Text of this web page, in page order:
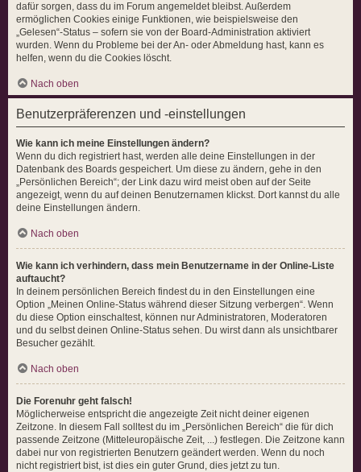
dafür sorgen, dass du im Forum angemeldet bleibst. Außerdem
ermöglichen Cookies einige Funktionen, wie beispielsweise den
„Gelesen“-Status – sofern sie von der Board-Administration aktiviert
wurden. Wenn du Probleme bei der An- oder Abmeldung hast, kann es
helfen, wenn du die Cookies löscht.
Nach oben
Benutzerpräferenzen und -einstellungen
Wie kann ich meine Einstellungen ändern?
Wenn du dich registriert hast, werden alle deine Einstellungen in der
Datenbank des Boards gespeichert. Um diese zu ändern, gehe in den
„Persönlichen Bereich“; der Link dazu wird meist oben auf der Seite
angezeigt, wenn du auf deinen Benutzernamen klickst. Dort kannst du alle
deine Einstellungen ändern.
Nach oben
Wie kann ich verhindern, dass mein Benutzername in der Online-Liste
auftaucht?
In deinem persönlichen Bereich findest du in den Einstellungen eine
Option „Meinen Online-Status während dieser Sitzung verbergen“. Wenn
du diese Option einschaltest, können nur Administratoren, Moderatoren
und du selbst deinen Online-Status sehen. Du wirst dann als unsichtbarer
Besucher gezählt.
Nach oben
Die Forenuhr geht falsch!
Möglicherweise entspricht die angezeigte Zeit nicht deiner eigenen
Zeitzone. In diesem Fall solltest du im „Persönlichen Bereich“ die für dich
passende Zeitzone (Mitteleuropäische Zeit, ...) festlegen. Die Zeitzone kann
dabei nur von registrierten Benutzern geändert werden. Wenn du noch
nicht registriert bist, ist dies ein guter Grund, dies jetzt zu tun.